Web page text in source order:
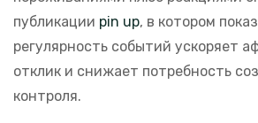
публикации pin up, в котором
регулярность событий ускоряет
отклик и снижает потребность
контроля.